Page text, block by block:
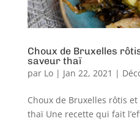
Choux de Bruxelles
saveur thaï
par Lo| Jan 22, 2021 |
Choux de Bruxelles rôtis
thaï Une recette qui fait